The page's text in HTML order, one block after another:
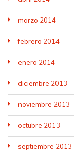
marzo 2014
febrero 2014
enero 2014
diciembre 2013
noviembre 2013
octubre 2013
septiembre 2013